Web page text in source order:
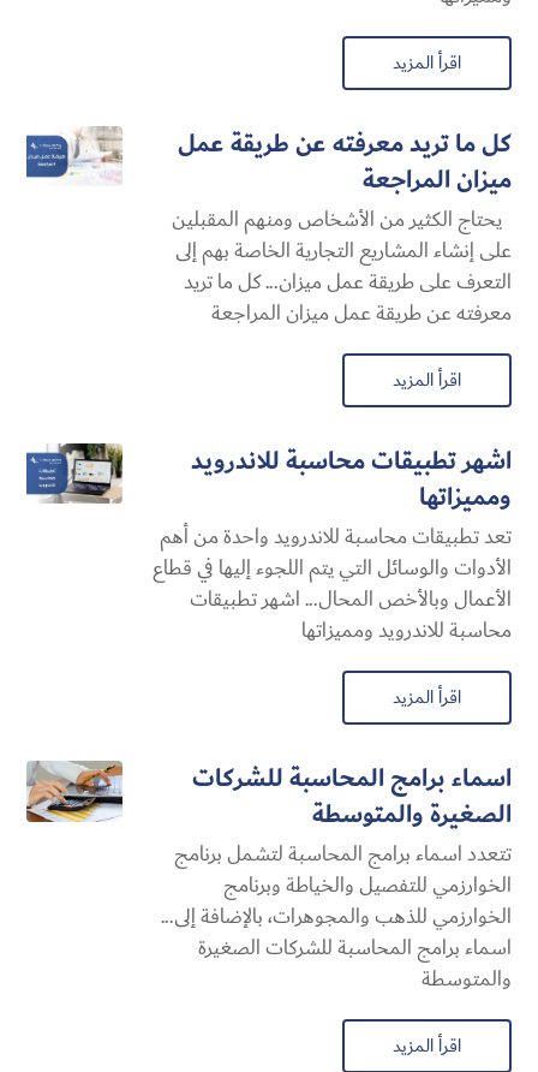
اقرأ المزيد
كل ما تريد معرفته عن طريقة عمل
ميزان المراجعة
يحتاج الكثير من الأشخاص ومنهم المقبلين
على إنشاء المشاريع التجارية الخاصة بهم إلى
التعرف على طريقة عمل ميزان... كل ما تريد
معرفته عن طريقة عمل ميزان المراجعة
اقرأ المزيد
اشهر تطبيقات محاسبة للاندرويد
ومميزاتها
تعد تطبيقات محاسبة للاندرويد واحدة من أهم
الأدوات والوسائل التي يتم اللجوء إليها في قطاع
الأعمال وبالأخص المحال... اشهر تطبيقات
محاسبة للاندرويد ومميزاتها
اقرأ المزيد
اسماء برامج المحاسبة للشركات
الصغيرة والمتوسطة
تتعدد اسماء برامج المحاسبة لتشمل برنامج
الخوارزمي للتفصيل والخياطة وبرنامج
الخوارزمي للذهب والمجوهرات، بالإضافة إلى...
اسماء برامج المحاسبة للشركات الصغيرة
والمتوسطة
اقرأ المزيد